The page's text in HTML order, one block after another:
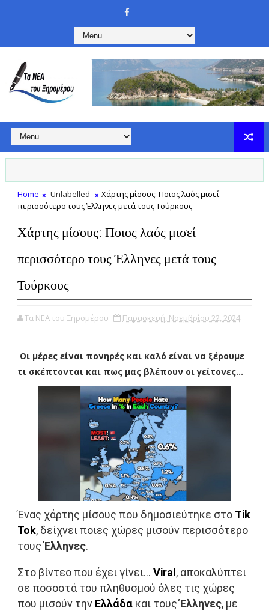
Home Unlabelled
Χάρτης μίσους: Ποιος λαός μισεί
περισσότερο τους Έλληνες μετά τους Τούρκους
Χάρτης μίσους: Ποιος λαός μισεί
περισσότερο τους Έλληνες μετά τους
Τούρκους
Τα ΝΕΑ του Ξηρομέρου Παρασκευή, Νοεμβρίου 22, 2024
Οι μέρες είναι πονηρές και καλό είναι να ξέρουμε
τι σκέπτονται και πως μας βλέπουν οι γείτονες...
Ένας χάρτης μίσους που δημοσιεύτηκε στοTik
Tok, δείχνει ποιες χώρες μισούν περισσότερο
τουςΈλληνες.
Στο βίντεο που έχει γίνει… Viral , αποκαλύπτει
σε ποσοστά του πληθυσμού όλες τις χώρες
που μισούν την Ελλάδακαι τουςΈλληνες, με